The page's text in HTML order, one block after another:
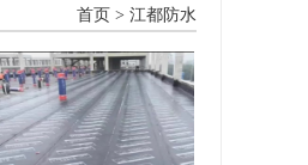
首页 > 江都防水